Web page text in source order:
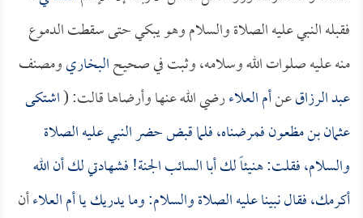
فقبله النبي عليه الصلاة والسلام وهو يبكي حتى سقطت الدموع
منه عليه صلوات الله وسلامه، وثبت في صحيحالبخاريومصنف
عبد الرزاقعنأم العلاءرضي الله عنها وأرضاها قالت: (اشتكى
عثمان بن مظعونفمرضناه، فلما قبض حضر النبي عليه الصلاة
والسلام، فقلت: هنيئاً لكأبا السائبالجنة! فشهادتي لك أن الله
أكرمك، فقال نبينا عليه الصلاة والسلام: وما يدريك ياأم العلاءأن